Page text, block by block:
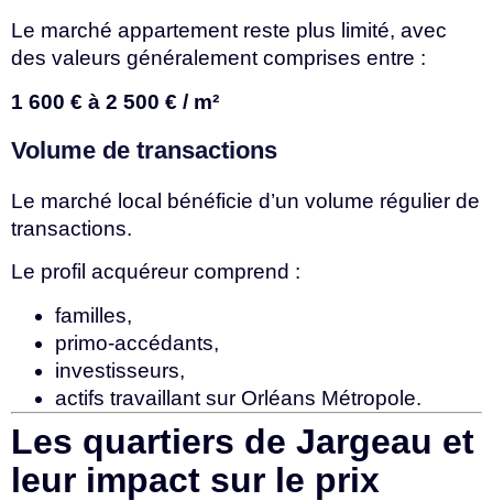
Le marché appartement reste plus limité, avec
des valeurs généralement comprises entre :
1 600 € à 2 500 € / m²
Volume de transactions
Le marché local bénéficie d’un volume régulier de
transactions.
Le profil acquéreur comprend :
familles,
primo-accédants,
investisseurs,
actifs travaillant sur Orléans Métropole.
Les quartiers de Jargeau et
leur impact sur le prix